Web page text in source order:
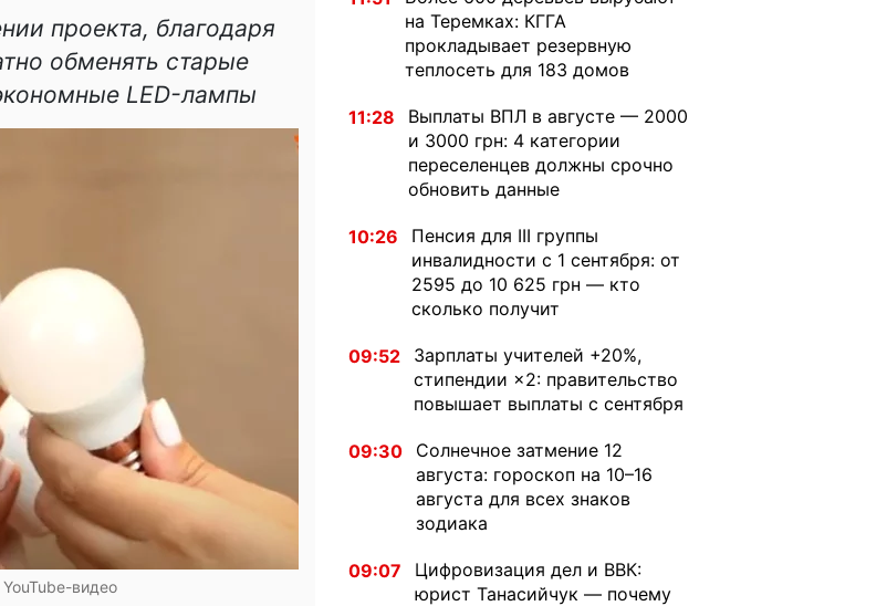
проекта, благодаря
обменять старые
LED-лампы
видео
на Теремках: КГГА
прокладывает резервную
теплосеть для 183 домов
11:28
Выплаты ВПЛ в августе — 2000
и 3000 грн: 4 категории
переселенцев должны срочно
обновить данные
10:26
Пенсия для III группы
инвалидности с 1 сентября: от
2595 до 10 625 грн — кто
сколько получит
09:52
Зарплаты учителей +20%,
стипендии ×2: правительство
повышает выплаты с сентября
09:30
Солнечное затмение 12
августа: гороскоп на 10–16
августа для всех знаков
зодиака
09:07
Цифровизация дел и ВВК:
юрист Танасийчук — почему